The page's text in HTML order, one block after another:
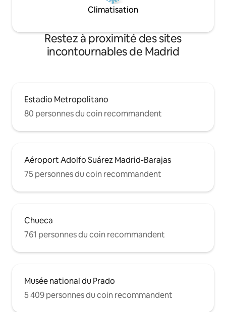
Climatisation
Restez à proximité des sites
incontournables de Madrid
Estadio Metropolitano
80 personnes du coin recommandent
Aéroport Adolfo Suárez Madrid-Barajas
75 personnes du coin recommandent
Chueca
761 personnes du coin recommandent
Musée national du Prado
5 409 personnes du coin recommandent